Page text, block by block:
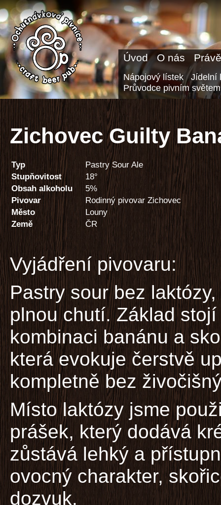
Úvod O nás
Nápojový lístek
Jídelní
Průvodce pivním světem
Zichovec Guilty
Typ
Pastry Sour Ale
Stupňovitost
18°
Obsah alkoholu
5%
Pivovar
Rodinný pivovar Zichovec
Město
Louny
Země
ČR
Vyjádření pivovaru:
Pastry sour bez
plnou chutí. Základ stojí
kombinaci banánu a
která evokuje čerstvě
kompletně bez
Místo laktózy jsme
prášek, který dodává
zůstává lehký a
ovocný charakter,
dozvuk.